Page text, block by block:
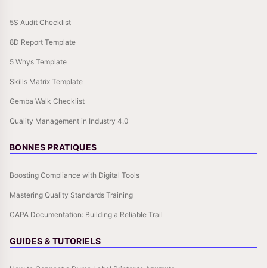
5S Audit Checklist
8D Report Template
5 Whys Template
Skills Matrix Template
Gemba Walk Checklist
Quality Management in Industry 4.0
BONNES PRATIQUES
Boosting Compliance with Digital Tools
Mastering Quality Standards Training
CAPA Documentation: Building a Reliable Trail
GUIDES & TUTORIELS